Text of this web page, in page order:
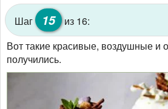
Шаг 15 из 16:
Вот такие красивые, воздушные и
получились.